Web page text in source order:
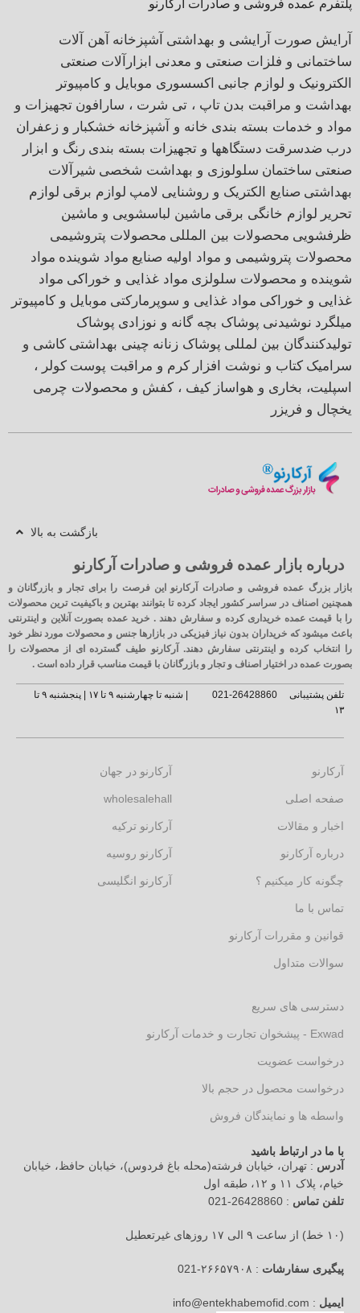
پلتفرم عمده فروشی و صادرات آرکارنو
آرایش صورت آرایشی و بهداشتی آشپزخانه آهن آلات
ساختمانی و فلزات صنعتی و معدنی ابزارآلات صنعتی
الکترونیک و لوازم جانبی اکسسوری موبایل و کامپیوتر
بهداشت و مراقبت بدن تاپ ، تی شرت ، سارافون تجهیزات و
مواد و خدمات بسته بندی خانه و آشپزخانه خشکبار و زعفران
درب ضدسرقت دستگاهها و تجهیزات بسته بندی رنگ و ابزار
صنعتی ساختمان سلولوزی و بهداشت شخصی شیرآلات
بهداشتی صنایع الکتریک و روشنایی لامپ لوازم برقی لوازم
تحریر لوازم خانگی برقی ماشین لباسشویی و ماشین
ظرفشویی محصولات بین المللی محصولات پتروشیمی
محصولات پتروشیمی و مواد اولیه صنایع مواد شوینده مواد
شوینده و محصولات سلولزی مواد غذایی و خوراکی مواد
غذایی و خوراکی مواد غذایی و سوپرمارکتی موبایل و کامپیوتر
میلگرد نوشیدنی پوشاک بچه گانه و نوزادی پوشاک
تولیدکنندگان بین لمللی پوشاک زنانه چینی بهداشتی کاشی و
سرامیک کتاب و نوشت افزار کرم و مراقبت پوست کولر ،
اسپلیت، بخاری و هواساز کیف ، کفش و محصولات چرمی
یخچال و فریزر
بازگشت به بالا
درباره بازار عمده فروشی و صادرات آرکارنو
بازار بزرگ عمده فروشی و صادرات آرکارنو این فرصت را برای تجار و بازرگانان و
همچنین اصناف در سراسر کشور ایجاد کرده تا بتوانند بهترین و باکیفیت ترین محصولات
را با قیمت عمده خریداری کرده و سفارش دهند . خرید عمده بصورت آنلاین و اینترنتی
باعث میشود که خریداران بدون نیاز فیزیکی در بازارها جنس و محصولات مورد نظر خود
را انتخاب کرده و اینترنتی سفارش دهند. آرکارنو طیف گسترده ای از محصولات را
بصورت عمده در اختیار اصناف و تجار و بازرگانان با قیمت مناسب قرار داده است .
تلفن پشتیبانی 26428860-021
| شنبه تا چهارشنبه ۹ تا ۱۷ | پنجشنبه ۹ تا
۱۳
آرکارنو
صفحه اصلی
اخبار و مقالات
درباره آرکارنو
چگونه کار میکنیم ؟
تماس با ما
قوانین و مقررات آرکارنو
سوالات متداول
آرکارنو در جهان
wholesalehall
آرکارنو ترکیه
آرکارنو روسیه
آرکارنو انگلیسی
دسترسی های سریع
Exwad - پیشخوان تجارت و خدمات آرکارنو
درخواست عضویت
درخواست محصول در حجم بالا
واسطه ها و نمایندگان فروش
با ما در ارتباط باشید
آدرس : تهران، خیابان فرشته(محله باغ فردوس)، خیابان حافظ، خیابان
خیام، پلاک ۱۱ و ۱۲، طبقه اول
تلفن تماس : 26428860-021
(۱۰ خط) از ساعت ۹ الی ۱۷ روزهای غیرتعطیل
پیگیری سفارشات : ۲۶۶۵۷۹۰۸-021
ایمیل : info@entekhabemofid.com